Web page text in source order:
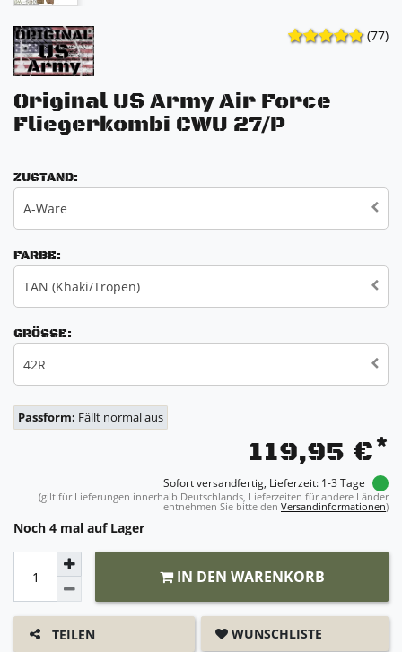
(77)
Original US Army Air Force
Fliegerkombi CWU 27/P
ZUSTAND:
A-Ware
FARBE:
TAN (Khaki/Tropen)
GRÖSSE:
42R
Passform: Fällt normal aus
119,95 €*
Sofort versandfertig, Lieferzeit: 1-3 Tage
(gilt für Lieferungen innerhalb Deutschlands, Lieferzeiten für andere Länder
entnehmen Sie bitte den Versandinformationen)
Noch 4 mal auf Lager
IN DEN WARENKORB
TEILEN WUNSCHLISTE